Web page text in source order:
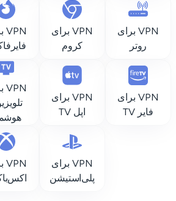
VPN برای
روتر
VPN برای
کروم
VPN برای
VPN برای
فایر TV
VPN برای
اپل TV
VPN برای
VPN برای
پلی‌استیشن
VPN برای